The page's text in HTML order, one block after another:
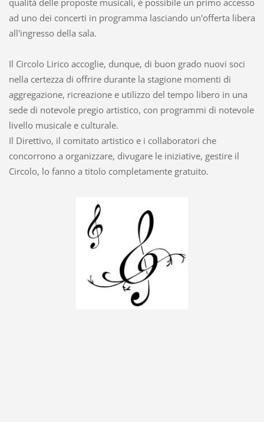
ad uno dei concerti in programma lasciando un'offerta libera
all'ingresso della sala.
Il Circolo Lirico accoglie, dunque, di buon grado nuovi soci
nella certezza di offrire durante la stagione momenti di
aggregazione, ricreazione e utilizzo del tempo libero in una
sede di notevole pregio artistico, con programmi di notevole
livello musicale e culturale.
Il Direttivo, il comitato artistico e i collaboratori che
concorrono a organizzare, divugare le iniziative, gestire il
Circolo, lo fanno a titolo completamente gratuito.